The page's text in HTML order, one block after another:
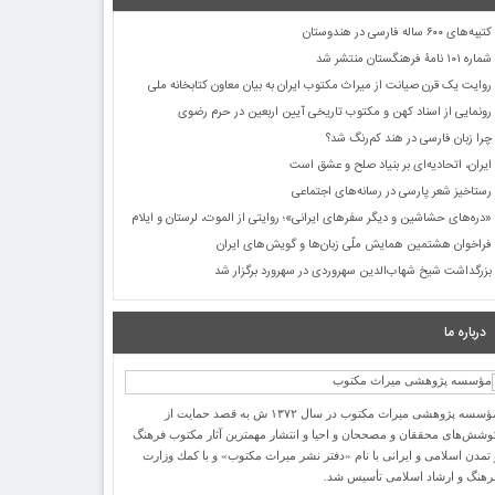
کتیبه‌های ۶۰۰ ساله فارسی در هندوستان
شماره ۱۰۱ نامۀ فرهنگستان منتشر شد
روایت یک قرن صیانت از میراث مکتوب ایران به بیان معاون کتابخانه ملی
رونمایی از اسناد کهن و مکتوب تاریخی آیین اربعین در حرم رضوی
چرا زبان فارسی در هند کم‌رنگ شد؟
ایران، اتحادیه‌ای بر بنیاد صلح و عشق است
رستاخیز شعر پارسی در رسانه‌های اجتماعی
«دره‌های حشاشین و دیگر سفرهای ایرانی»؛ روایتی از الموت، لرستان و ایلام
فراخوان هشتمین همایش ملّی زبان‌ها و گویش‌های ایران
بزرگداشت شیخ شهاب‌الدین سهروردی در سهرورد برگزار شد
درباره ما
مؤسسه پژوهشی میراث مكتوب در سال ۱۳۷۲ ش به قصد حمایت از
محققان و مصححان و احیا و انتشار مهمترین آثار مكتوب فرهنگ
تمدن اسلامی و ایرانی با نام «دفتر نشر میراث مكتوب» و با كمك وزارت
و ارشاد اسلامی تأسیس شد.